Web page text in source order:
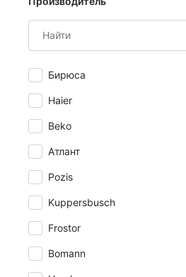
Бирюса
Haier
Beko
Атлант
Pozis
Kuppersbusch
Frostor
Bomann